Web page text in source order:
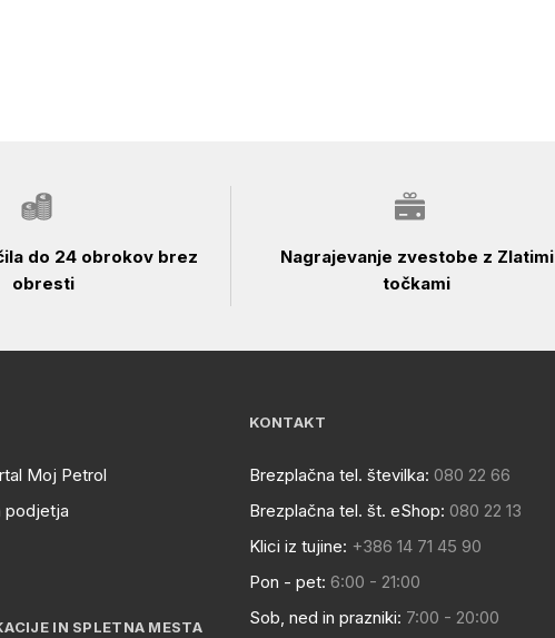
do 24 obrokov brez
obresti
Nagrajevanje zvestobe z Zlatimi
točkami
Moj Petrol
podjetja
IN SPLETNA MESTA
KONTAKT
Brezplačna tel. številka: 080 22 66
Brezplačna tel. št. eShop: 080 22 13
Klici iz tujine: +386 14 71 45 90
Pon - pet: 6:00 - 21:00
Sob, ned in prazniki: 7:00 - 20:00